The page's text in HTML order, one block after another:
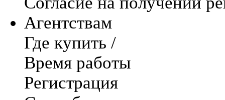
Агентствам
Где купить /
Время работы
Регистрация